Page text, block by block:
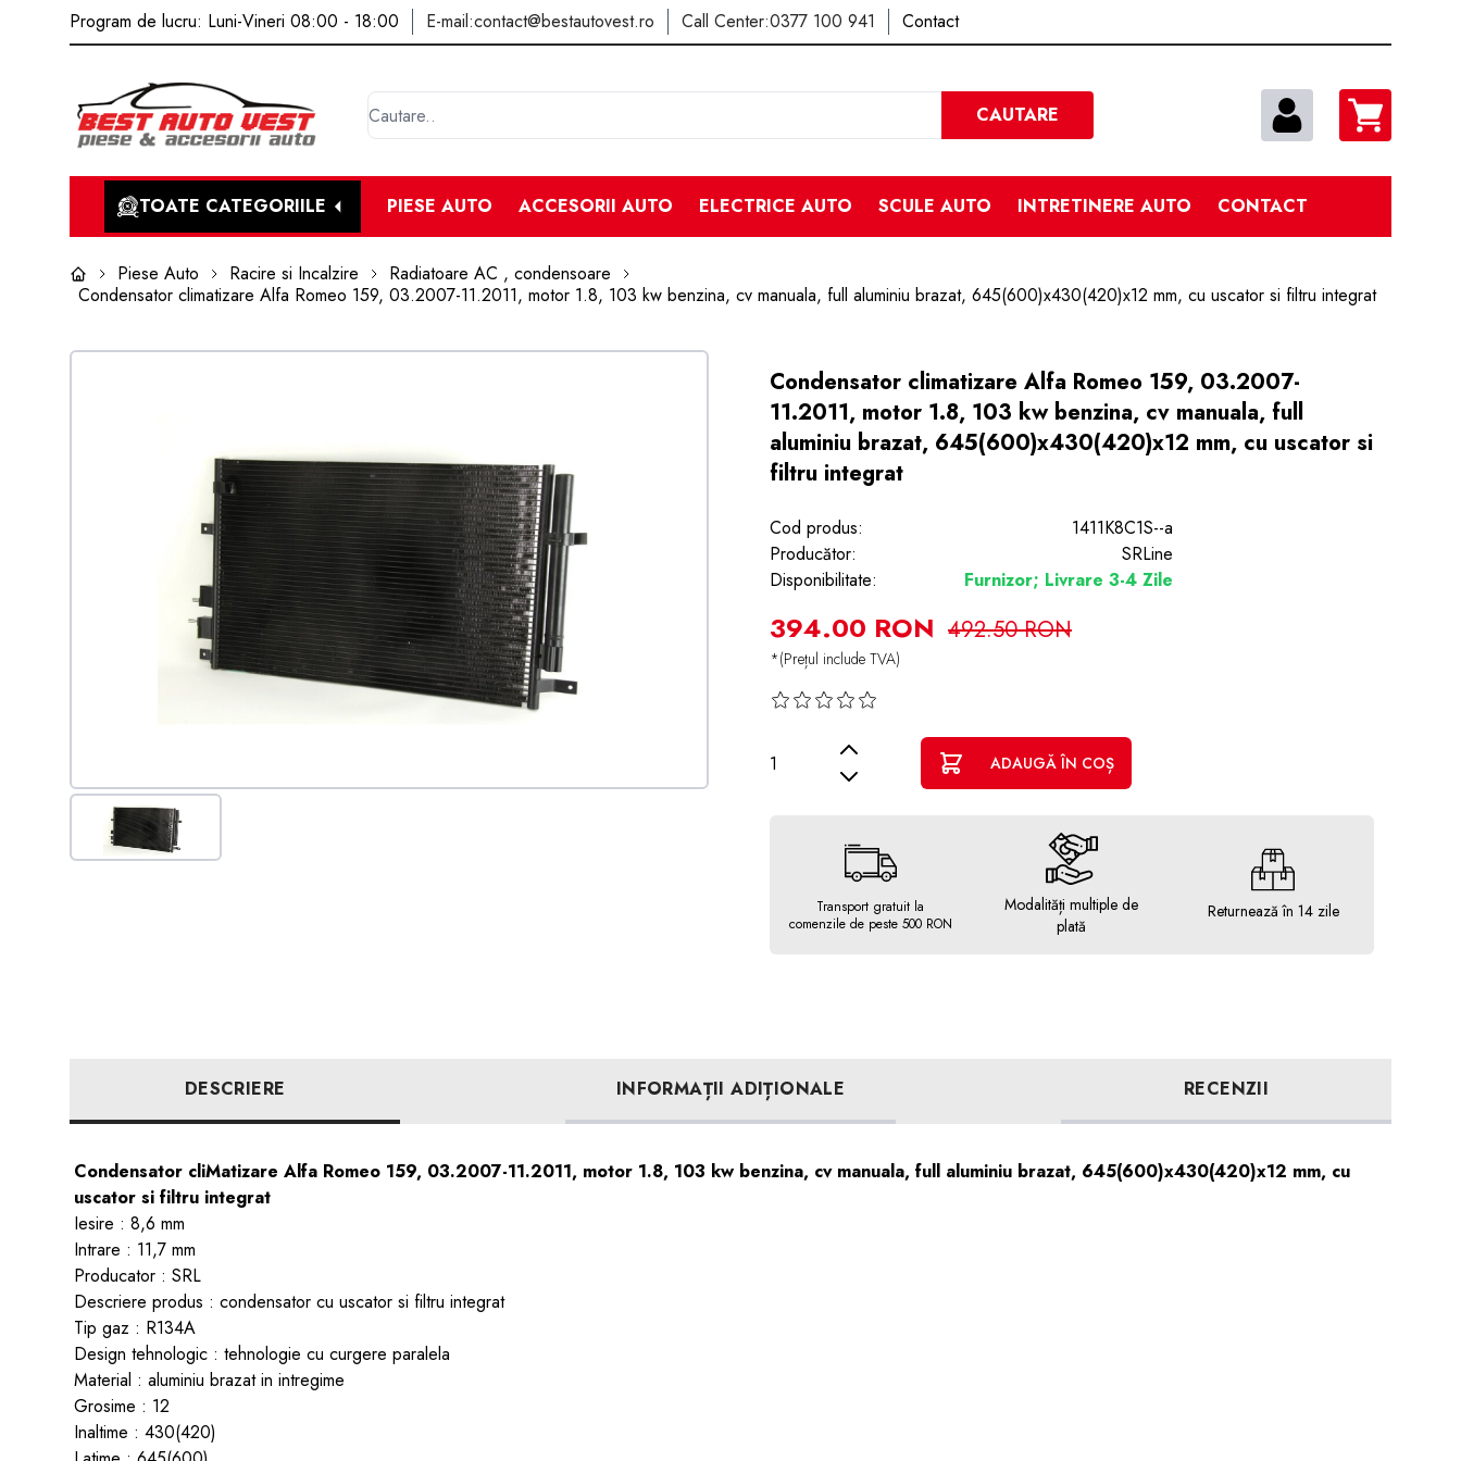
Program de lucru: Luni-Vineri 08:00 - 18:00 E-mail:contact@bestautovest.ro Call Center:0377 100 941 Contact
Cautare
CAUTARE
TOATE CATEGORIILE PIESE AUTO ACCESORII AUTO ELECTRICE AUTO SCULE AUTO INTRETINERE AUTO CONTACT
Piese Auto Racire si Incalzire
Radiatoare AC , condensoare
Condensator climatizare Alfa Romeo 159, 03.2007-11.2011, motor 1.8, 103 kw benzina, cv manuala, full aluminiu brazat, 645(600)x430(420)x12 mm, cu uscator si filtru integrat
Condensator climatizare Alfa Romeo 159, 03.2007-
11.2011, motor 1.8, 103 kw benzina, cv manuala, full
aluminiu brazat, 645(600)x430(420)x12 mm, cu uscator si
filtru integrat
Cod produs:
1411K8C1S--a
Producător:
SRLine
Disponibilitate:
Furnizor; Livrare 3-4 Zile
394.00 RON 492.50 RON
*(Prețul include TVA)
ADAUGĂ ÎN COȘ
Transport gratuit la
comenzile de peste 500 RON
Modalități multiple de
plată
Returnează în 14 zile
DESCRIERE INFORMAȚII ADIȚIONALE RECENZII
Condensator cliMatizare Alfa Romeo 159, 03.2007-11.2011, motor 1.8, 103 kw benzina, cv manuala, full aluminiu brazat, 645(600)x430(420)x12 mm, cu
uscator si filtru integrat
Iesire : 8,6 mm
Intrare : 11,7 mm
Producator : SRL
Descriere produs : condensator cu uscator si filtru integrat
Tip gaz : R134A
Design tehnologic : tehnologie cu curgere paralela
Material : aluminiu brazat in intregime
Grosime : 12
Inaltime : 430(420)